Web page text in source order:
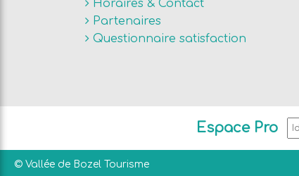
Horaires & Contact
Partenaires
Questionnaire satisfaction
Espace Pro
© Vallée de Bozel Tourisme